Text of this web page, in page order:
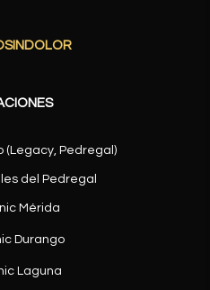
(Legacy, Pedregal)
del Pedregal
Mérida
Durango
Laguna